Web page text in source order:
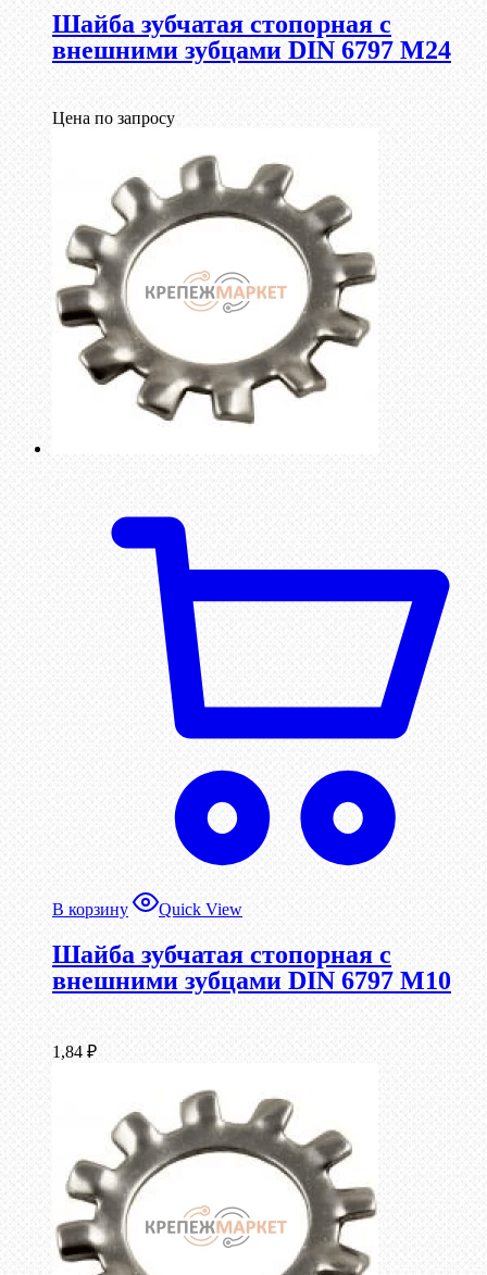
Шайба зубчатая стопорная с
внешними зубцами DIN 6797 М24
Цена по запросу
В корзину Quick View
Шайба зубчатая стопорная с
внешними зубцами DIN 6797 М10
1,84 ₽